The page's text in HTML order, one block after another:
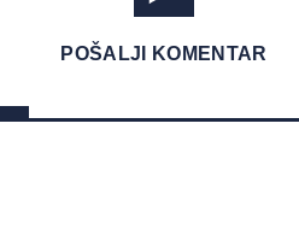
POŠALJI KOMENTAR